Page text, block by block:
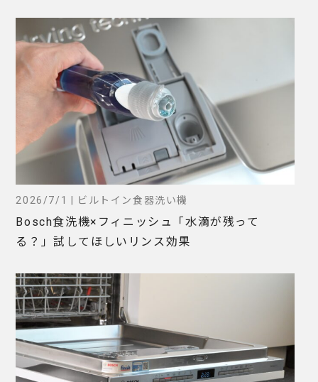
2026/7/1 | ビルトイン食器洗い機
Bosch食洗機×フィニッシュ「水滴が残って
る？」試してほしいリンス効果